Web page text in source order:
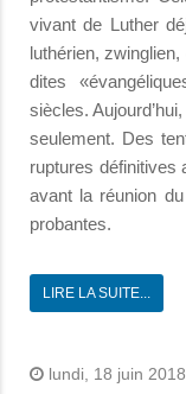
vivant de Luther
luthérien,
dites
siècles.
seulement. Des
ruptures définitives
avant la réunion
probantes.
LIRE LA SUITE...
lundi, 18 juin